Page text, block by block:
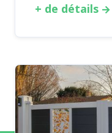
+ de détails